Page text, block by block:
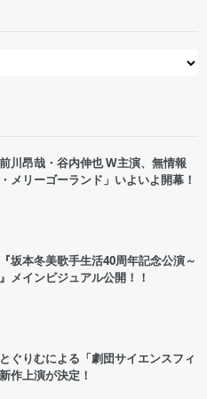
川昂哉・谷内伸也 W主演、無情報
メリーゴーランド」いよいよ開幕！
坂本冬美歌手生活40周年記念公演～
メインビジュアル公開！！
ぐりむによる「劇団サイエンスフィ
作上演が決定！